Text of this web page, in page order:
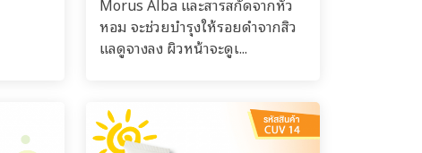
หอม จะช่วยบำรุงให้รอยดำจากสิว
แลดูจางลง ผิวหน้าจะดูเ...